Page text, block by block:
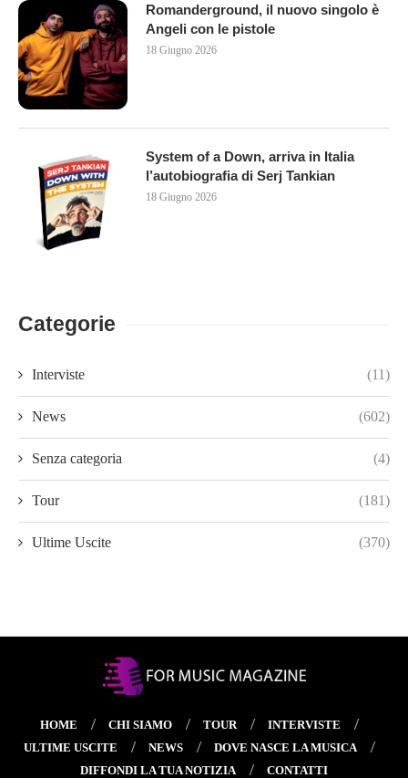
Romanderground, il nuovo singolo è
Angeli con le pistole
18 Giugno 2026
System of a Down, arriva in Italia
l’autobiografia di Serj Tankian
18 Giugno 2026
Categorie
Interviste (11)
News (602)
Senza categoria (4)
Tour (181)
Ultime Uscite (370)
HOME CHI SIAMO TOUR
INTERVISTE
ULTIME USCITE
NEWS
DOVE NASCE LA MUSICA
DIFFONDI LA TUA NOTIZIA
CONTATTI